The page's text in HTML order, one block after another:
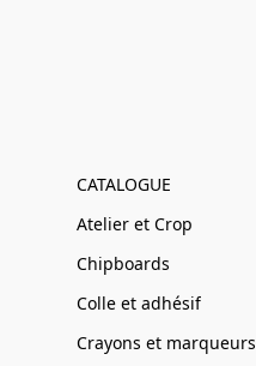
CATALOGUE
Atelier et Crop
Chipboards
Colle et adhésif
Crayons et marqueurs